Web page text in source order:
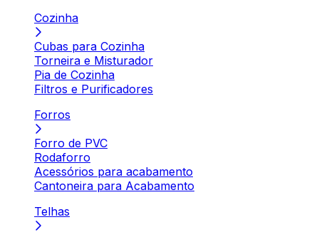
Cozinha
Cubas para Cozinha
Torneira e Misturador
Pia de Cozinha
Filtros e Purificadores
Forros
Forro de PVC
Rodaforro
Acessórios para acabamento
Cantoneira para Acabamento
Telhas